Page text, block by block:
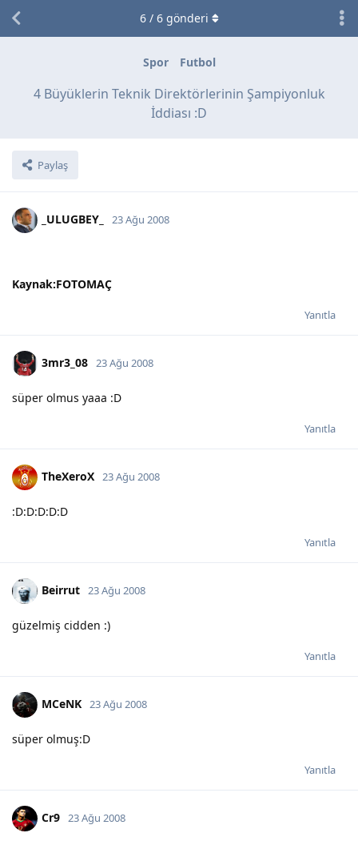
Spor Futbol
4 Büyüklerin Teknik Direktörlerinin Şampiyonluk
İddiası :D
Paylaş
6/ 6gönderi
_ULUGBEY_ 23 Ağu 2008
Kaynak:FOTOMAÇ
Yanıtla
3mr3_08 23 Ağu 2008
süper olmus yaaa :D
Yanıtla
TheXeroX 23 Ağu 2008
:D:D:D:D:D
Yanıtla
Beirrut 23 Ağu 2008
güzelmiş cidden :)
Yanıtla
MCeNK 23 Ağu 2008
süper olmuş:D
Yanıtla
Cr9 23 Ağu 2008